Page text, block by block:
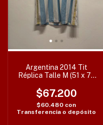
Argentina 2014 Tit
Réplica Talle M (51 x 72
$67.200
$60.480 con
Transferencia o depósito